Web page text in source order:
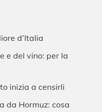
d’Italia
e del vino: per la
inizia a censirli
da Hormuz: cosa